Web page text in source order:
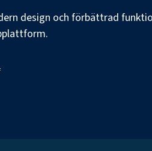
design och förbättrad